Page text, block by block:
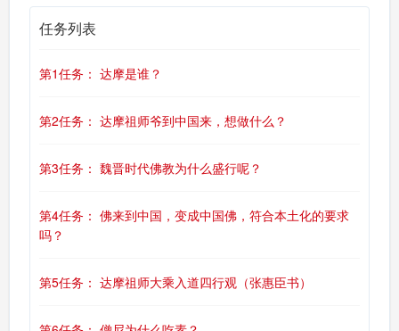
任务列表
第1任务： 达摩是谁？
第2任务： 达摩祖师爷到中国来，想做什么？
第3任务： 魏晋时代佛教为什么盛行呢？
第4任务： 佛来到中国，变成中国佛，符合本土化的要求
吗？
第5任务： 达摩祖师大乘入道四行观（张惠臣书）